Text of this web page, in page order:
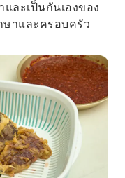
ละเป็นกันเองของ
ษาและครอบครัว